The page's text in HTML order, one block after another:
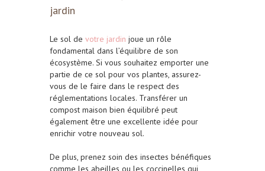
jardin
Le sol de votre jardin joue un rôle
fondamental dans l’équilibre de son
écosystème. Si vous souhaitez emporter une
partie de ce sol pour vos plantes, assurez-
vous de le faire dans le respect des
réglementations locales. Transférer un
compost maison bien équilibré peut
également être une excellente idée pour
enrichir votre nouveau sol.
De plus, prenez soin des insectes bénéfiques